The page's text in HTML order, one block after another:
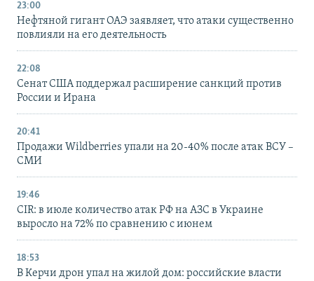
23:00
Нефтяной гигант ОАЭ заявляет, что атаки существенно
повлияли на его деятельность
22:08
Сенат США поддержал расширение санкций против
России и Ирана
20:41
Продажи Wildberries упали на 20-40% после атак ВСУ –
СМИ
19:46
CIR: в июле количество атак РФ на АЗС в Украине
выросло на 72% по сравнению с июнем
18:53
В Керчи дрон упал на жилой дом: российские власти